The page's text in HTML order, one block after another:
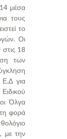
μέσα
τους
το
Οι
18
των
Ε.Δ για
Όλγα
φορά
με την